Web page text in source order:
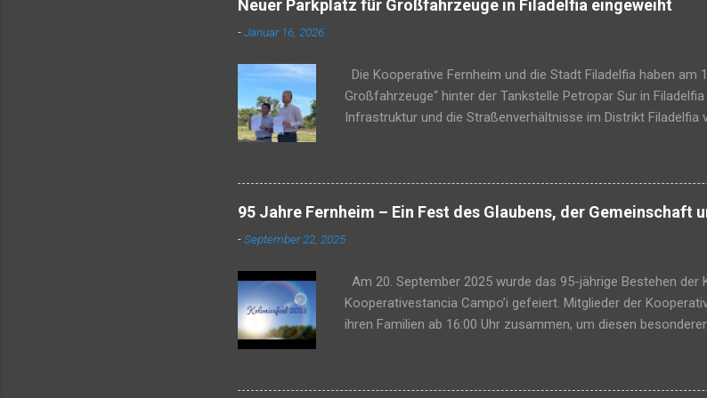
Neuer Parkplatz für Großfahrzeuge in Filadelfia eingeweiht
-Januar 16, 2026
Die Kooperative Fernheim und die Stadt Filadelfia haben am
Großfahrzeuge“ hinter der Tankstelle Petropar Sur in
Infrastruktur und die Straßenverhältnisse im Distrikt Filadelfia
dass ein lang ersehntes Vorhaben in Erfüllung gehe und sich
deutlich verbessern werde. Das Grundstück wird künftig als
liegt rund 150 m von der Sammelstraße am Seitenweg der
auf Grundlage eines Kooperationsvertrags zwischen der
der am 20. Februar 2025 unterzeichnet worden war. Die Stadt
95 Jahre Fernheim – Ein Fest des Glaubens, der Gemeinschaft
-September 22, 2025
Am 20. September 2025 wurde das 95-jährige Bestehen der
Kooperativestancia Campo’i gefeiert. Mitglieder der
ihren Familien ab 16:00 Uhr zusammen, um diesen
alle ihren Spaß haben konnten. Für die musikalische
Klängen die Stimmung heiter hielt. Für das Fest war jeder